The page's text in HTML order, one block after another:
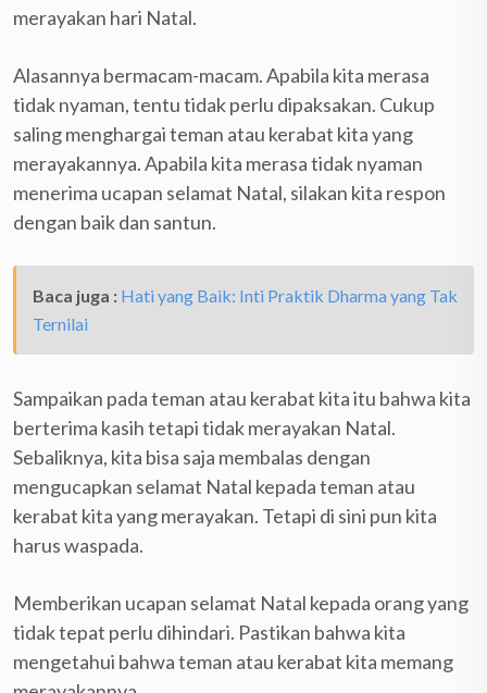
merayakan hari Natal.
Alasannya bermacam-macam. Apabila kita merasa
tidak nyaman, tentu tidak perlu dipaksakan. Cukup
saling menghargai teman atau kerabat kita yang
merayakannya. Apabila kita merasa tidak nyaman
menerima ucapan selamat Natal, silakan kita respon
dengan baik dan santun.
Baca juga : Hati yang Baik: Inti Praktik Dharma yang Tak
Ternilai
Sampaikan pada teman atau kerabat kita itu bahwa kita
berterima kasih tetapi tidak merayakan Natal.
Sebaliknya, kita bisa saja membalas dengan
mengucapkan selamat Natal kepada teman atau
kerabat kita yang merayakan. Tetapi di sini pun kita
harus waspada.
Memberikan ucapan selamat Natal kepada orang yang
tidak tepat perlu dihindari. Pastikan bahwa kita
mengetahui bahwa teman atau kerabat kita memang